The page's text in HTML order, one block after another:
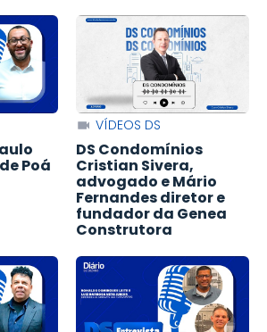
Poá
VÍDEOS DS
DS Condomínios
Cristian Sivera,
advogado e Mário
Fernandes diretor e
fundador da Genea
Construtora